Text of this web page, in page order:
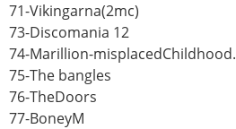
71-Vikingarna(2mc)
73-Discomania 12
74-Marillion-misplacedChildhood.
75-The bangles
76-TheDoors
77-BoneyM